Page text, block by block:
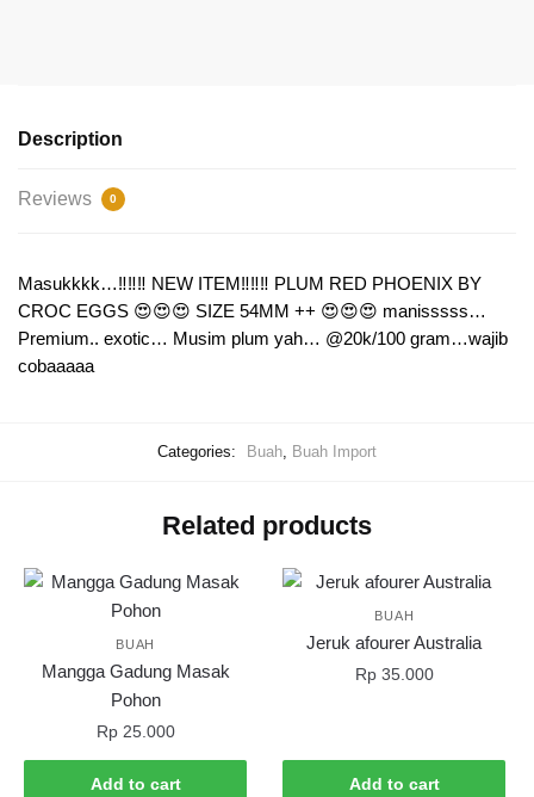
Description
Reviews 0
Masukkkk…‼️‼️‼️ NEW ITEM‼️‼️‼️ PLUM RED PHOENIX BY
CROC EGGS 😍😍😍 SIZE 54MM ++ 😍😍😍 manisssss…
Premium.. exotic… Musim plum yah… @20k/100 gram…wajib
cobaaaaa
Categories: Buah, Buah Import
Related products
BUAH
Mangga Gadung Masak
Pohon
Rp25.000
Add to cart
BUAH
Jeruk afourer Australia
Rp35.000
Add to cart